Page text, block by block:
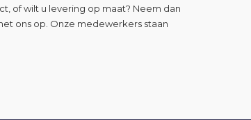
of wilt u levering op maat? Neem dan
ons op. Onze medewerkers staan